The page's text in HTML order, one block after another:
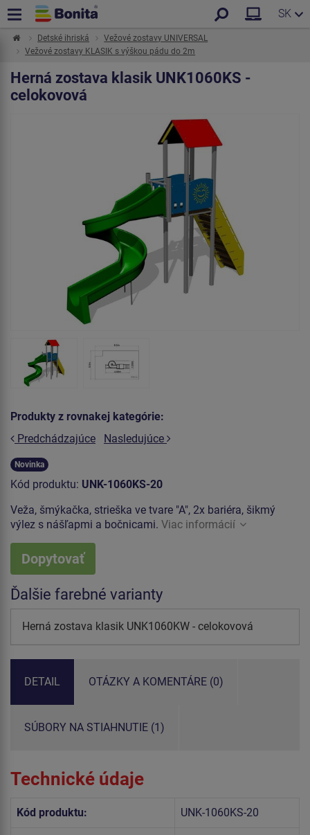
SK
Detské ihriská
Vežové zostavy UNIVERSAL
Vežové zostavy KLASIK s výškou pádu do 2m
Herná zostava klasik UNK1060KS -
celokovová
Produkty z rovnakej kategórie:
Predchádzajúce
Nasledujúce
Novinka
Kód produktu: UNK-1060KS-20
Veža, šmýkačka, strieška ve tvare "A", 2x bariéra, šikmý
výlez s nášľapmi a bočnicami. Viac informácií
Dopytovať
Ďalšie farebné varianty
Herná zostava klasik UNK1060KW - celokovová
DETAIL OTÁZKY A KOMENTÁRE (0)
SÚBORY NA STIAHNUTIE (1)
Technické údaje
Kód produktu: UNK-1060KS-20